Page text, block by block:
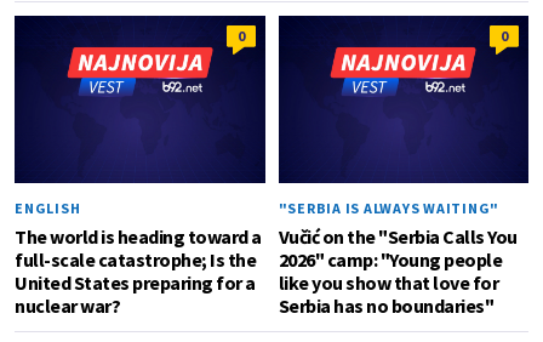
0
ENGLISH
The world is heading toward a
full-scale catastrophe; Is the
United States preparing for a
nuclear war?
0
"SERBIA IS ALWAYS WAITING"
Vučić on the "Serbia Calls You
2026" camp: "Young people
like you show that love for
Serbia has no boundaries"